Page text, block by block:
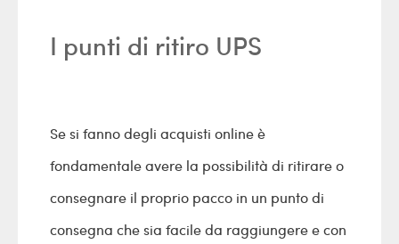
I punti di ritiro UPS
Se si fanno degli acquisti online è
fondamentale avere la possibilità di ritirare o
consegnare il proprio pacco in un punto di
consegna che sia facile da raggiungere e con